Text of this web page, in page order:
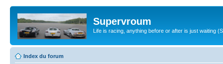
Supervroum
Life is racing, anything before or after is just waiting
Index du forum